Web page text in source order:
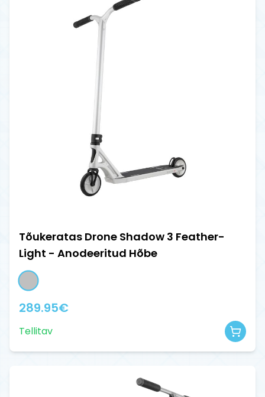
Tõukeratas Drone Shadow 3 Feather-
Light - Anodeeritud Hõbe
289.95€
Tellitav